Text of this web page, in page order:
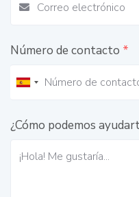
Número de contacto *
¿Cómo podemos